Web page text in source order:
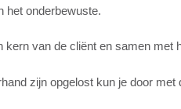
het onderbewuste.
van de cliënt en samen met
zijn opgelost kun je door met